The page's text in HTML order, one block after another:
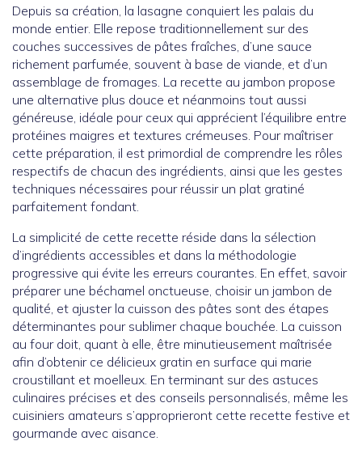
Depuis sa création, la lasagne conquiert les palais du
monde entier. Elle repose traditionnellement sur des
couches successives de pâtes fraîches, d’une sauce
richement parfumée, souvent à base de viande, et d’un
assemblage de fromages. La recette au jambon propose
une alternative plus douce et néanmoins tout aussi
généreuse, idéale pour ceux qui apprécient l’équilibre entre
protéines maigres et textures crémeuses. Pour maîtriser
cette préparation, il est primordial de comprendre les rôles
respectifs de chacun des ingrédients, ainsi que les gestes
techniques nécessaires pour réussir un plat gratiné
parfaitement fondant.
La simplicité de cette recette réside dans la sélection
d’ingrédients accessibles et dans la méthodologie
progressive qui évite les erreurs courantes. En effet, savoir
préparer une béchamel onctueuse, choisir un jambon de
qualité, et ajuster la cuisson des pâtes sont des étapes
déterminantes pour sublimer chaque bouchée. La cuisson
au four doit, quant à elle, être minutieusement maîtrisée
afin d’obtenir ce délicieux gratin en surface qui marie
croustillant et moelleux. En terminant sur des astuces
culinaires précises et des conseils personnalisés, même les
cuisiniers amateurs s’approprieront cette recette festive et
gourmande avec aisance.